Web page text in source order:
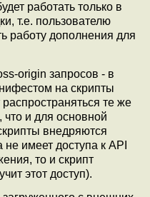
работать только в
т.е. пользователю
работу дополнения для
origin запросов - в
на скрипты
распространяться те же
и для основной
внедряются
имеет доступа к API
то и скрипт
этот доступ).